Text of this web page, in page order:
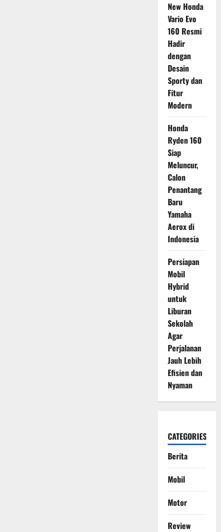
New Honda
Vario Evo
160 Resmi
Hadir
dengan
Desain
Sporty dan
Fitur
Modern
Honda
Ryden 160
Siap
Meluncur,
Calon
Penantang
Baru
Yamaha
Aerox di
Indonesia
Persiapan
Mobil
Hybrid
untuk
Liburan
Sekolah
Agar
Perjalanan
Jauh Lebih
Efisien dan
Nyaman
CATEGORIES
Berita
Mobil
Motor
Review